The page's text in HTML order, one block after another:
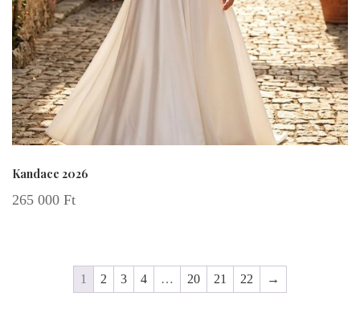
Kandace 2026
265 000 Ft
1 2 3 4 … 20 21 22 →